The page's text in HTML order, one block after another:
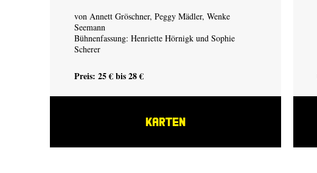
von Annett Gröschner, Peggy Mädler, Wenke
Seemann
Bühnenfassung: Henriette Hörnigk und Sophie
Scherer
Preis: 25 € bis 28 €
KARTEN